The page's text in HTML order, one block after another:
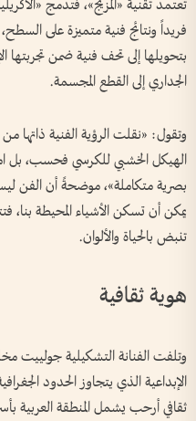
تعتمد تقنية «المزيج»، فتدمج
فريداً ونتائج فنية متميزة على
بتحويلها إلى تحف فنية ضمن تجربتها
الجداري إلى القطع المجسمة.
وتقول: «نقلت الرؤية الفنية ذاتها
الهيكل الخشبي للكرسي فحسب، بل
بصرية متكاملة»، موضحةً أن
يمكن أن تسكن الأشياء المحيطة بنا،
تنبض بالحياة والألوان.
هوية ثقافية
وتلفت الفنانة التشكيلية جولييت
الإبداعية الذي يتجاوز الحدود
ثقافي أرحب يشمل المنطقة العربية